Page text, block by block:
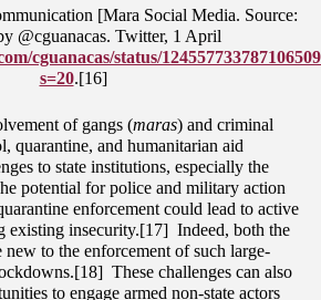
[Mara Social Media. Source:
@cguanacas. Twitter, 1 April
cguanacas/status/
s=20.[16]
of gangs (maras) and criminal
quarantine, and humanitarian aid
to state institutions, especially the
potential for police and military action
enforcement could lead to active
existing insecurity.[17] Indeed, both the
to the enforcement of such large-
These challenges can also
to engage armed non-state actors